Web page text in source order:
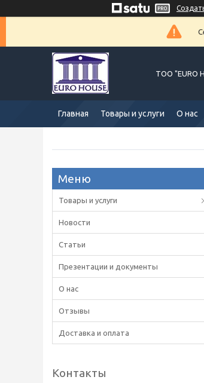
ТОО "EURO
Главная Товары и услуги О нас
Товары и услуги
Новости
Статьи
Презентации и документы
О нас
Отзывы
Доставка и оплата
Контакты